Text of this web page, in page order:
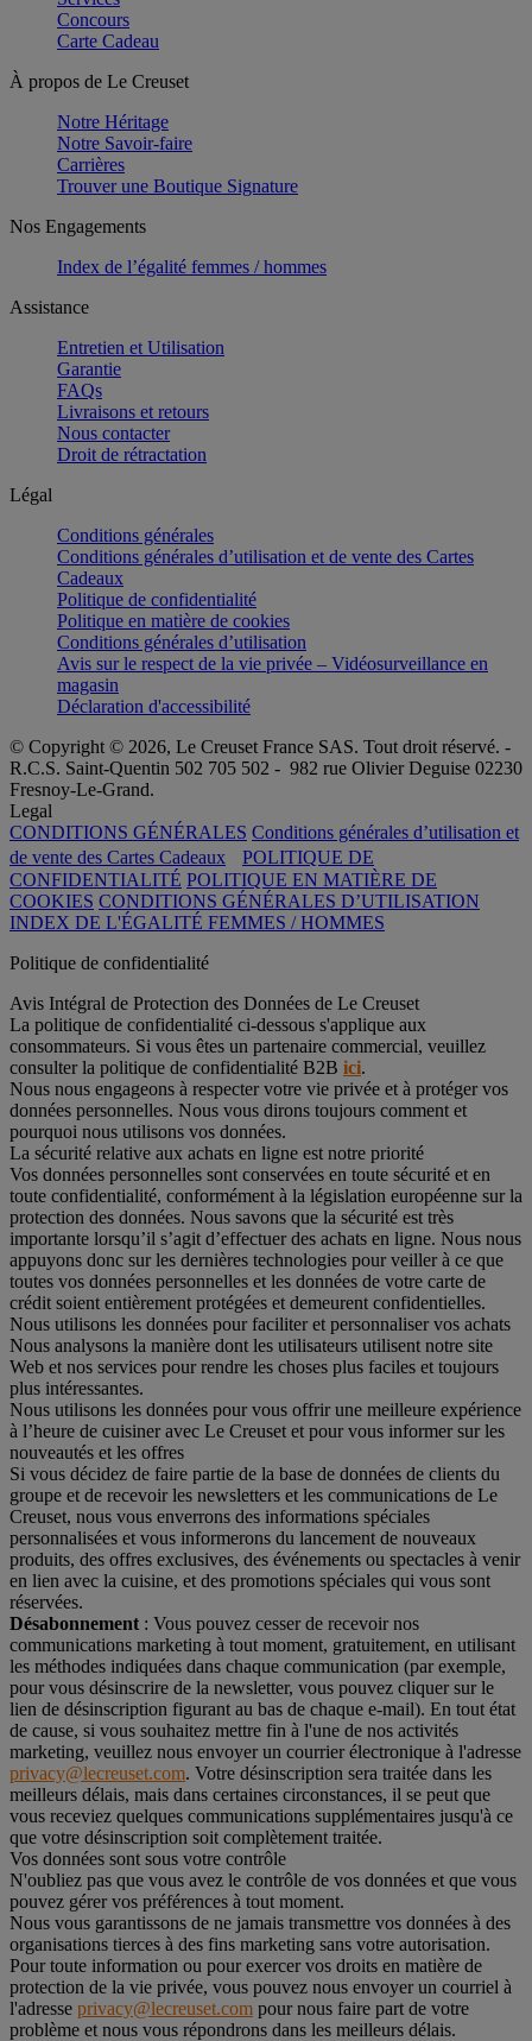
Concours
Carte Cadeau
À propos de Le Creuset
Notre Héritage
Notre Savoir-faire
Carrières
Trouver une Boutique Signature
Nos Engagements
Index de l’égalité femmes / hommes
Assistance
Entretien et Utilisation
Garantie
FAQs
Livraisons et retours
Nous contacter
Droit de rétractation
Légal
Conditions générales
Conditions générales d’utilisation et de vente des Cartes
Cadeaux
Politique de confidentialité
Politique en matière de cookies
Conditions générales d’utilisation
Avis sur le respect de la vie privée – Vidéosurveillance en
magasin
Déclaration d'accessibilité
© Copyright © 2026, Le Creuset France SAS. Tout droit réservé. -
R.C.S. Saint-Quentin 502 705 502 - 982 rue Olivier Deguise 02230
Fresnoy-Le-Grand.
Legal
CONDITIONS GÉNÉRALES Conditions générales d’utilisation et
de vente des Cartes Cadeaux
POLITIQUE DE
CONFIDENTIALITÉ POLITIQUE EN MATIÈRE DE
COOKIES CONDITIONS GÉNÉRALES D’UTILISATION
INDEX DE L'ÉGALITÉ FEMMES / HOMMES
Politique de confidentialité
Avis Intégral de Protection des Données de Le Creuset
La politique de confidentialité ci-dessous s'applique aux
consommateurs. Si vous êtes un partenaire commercial, veuillez
consulter la politique de confidentialité B2B ici.
Nous nous engageons à respecter votre vie privée et à protéger vos
données personnelles. Nous vous dirons toujours comment et
pourquoi nous utilisons vos données.
La sécurité relative aux achats en ligne est notre priorité
Vos données personnelles sont conservées en toute sécurité et en
toute confidentialité, conformément à la législation européenne sur la
protection des données. Nous savons que la sécurité est très
importante lorsqu’il s’agit d’effectuer des achats en ligne. Nous nous
appuyons donc sur les dernières technologies pour veiller à ce que
toutes vos données personnelles et les données de votre carte de
crédit soient entièrement protégées et demeurent confidentielles.
Nous utilisons les données pour faciliter et personnaliser vos achats
Nous analysons la manière dont les utilisateurs utilisent notre site
Web et nos services pour rendre les choses plus faciles et toujours
plus intéressantes.
Nous utilisons les données pour vous offrir une meilleure expérience
à l’heure de cuisiner avec Le Creuset et pour vous informer sur les
nouveautés et les offres
Si vous décidez de faire partie de la base de données de clients du
groupe et de recevoir les newsletters et les communications de Le
Creuset, nous vous enverrons des informations spéciales
personnalisées et vous informerons du lancement de nouveaux
produits, des offres exclusives, des événements ou spectacles à venir
en lien avec la cuisine, et des promotions spéciales qui vous sont
réservées.
Désabonnement : Vous pouvez cesser de recevoir nos
communications marketing à tout moment, gratuitement, en utilisant
les méthodes indiquées dans chaque communication (par exemple,
pour vous désinscrire de la newsletter, vous pouvez cliquer sur le
lien de désinscription figurant au bas de chaque e-mail). En tout état
de cause, si vous souhaitez mettre fin à l'une de nos activités
marketing, veuillez nous envoyer un courrier électronique à l'adresse
privacy@lecreuset.com. Votre désinscription sera traitée dans les
meilleurs délais, mais dans certaines circonstances, il se peut que
vous receviez quelques communications supplémentaires jusqu'à ce
que votre désinscription soit complètement traitée.
Vos données sont sous votre contrôle
N'oubliez pas que vous avez le contrôle de vos données et que vous
pouvez gérer vos préférences à tout moment.
Nous vous garantissons de ne jamais transmettre vos données à des
organisations tierces à des fins marketing sans votre autorisation.
Pour toute information ou pour exercer vos droits en matière de
protection de la vie privée, vous pouvez nous envoyer un courriel à
l'adresse privacy@lecreuset.com pour nous faire part de votre
problème et nous vous répondrons dans les meilleurs délais.